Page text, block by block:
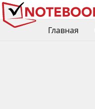
Главная